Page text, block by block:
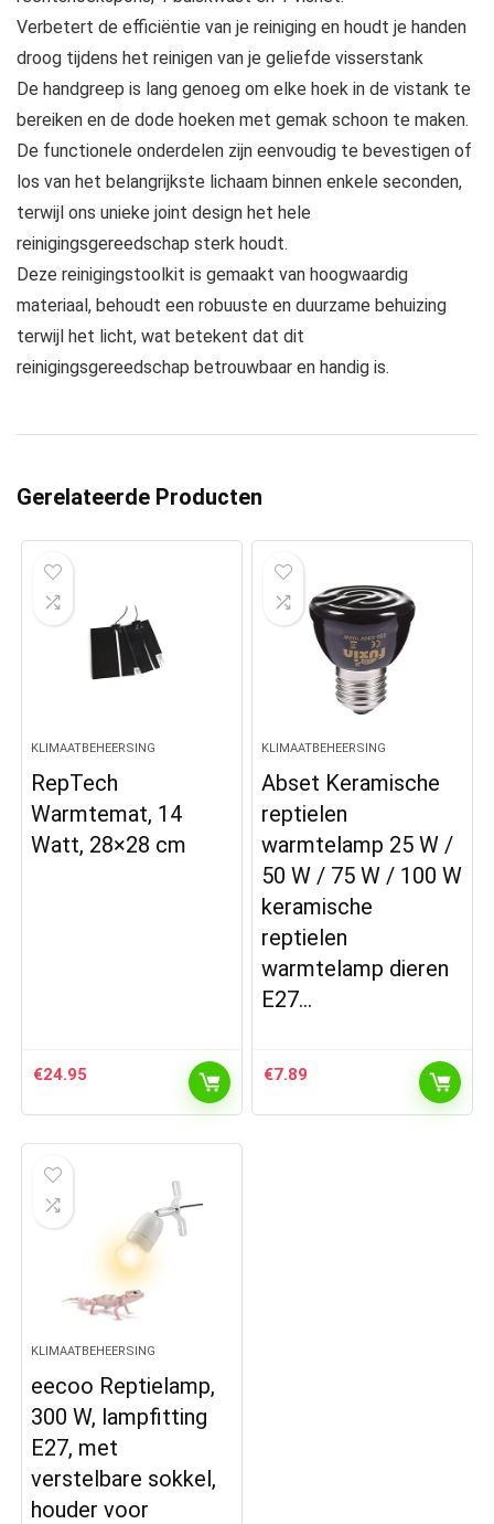
Verbetert de efficiëntie van je reiniging en houdt je handen
droog tijdens het reinigen van je geliefde visserstank
De handgreep is lang genoeg om elke hoek in de vistank te
bereiken en de dode hoeken met gemak schoon te maken.
De functionele onderdelen zijn eenvoudig te bevestigen of
los van het belangrijkste lichaam binnen enkele seconden,
terwijl ons unieke joint design het hele
reinigingsgereedschap sterk houdt.
Deze reinigingstoolkit is gemaakt van hoogwaardig
materiaal, behoudt een robuuste en duurzame behuizing
terwijl het licht, wat betekent dat dit
reinigingsgereedschap betrouwbaar en handig is.
Gerelateerde Producten
KLIMAATBEHEERSING
RepTech
Warmtemat, 14
Watt, 28×28 cm
€24.95
KLIMAATBEHEERSING
Abset Keramische
reptielen
warmtelamp 25 W /
50 W / 75 W / 100 W
keramische
reptielen
warmtelamp dieren
E27…
€7.89
KLIMAATBEHEERSING
eecoo Reptielamp,
300 W, lampfitting
E27, met
verstelbare sokkel,
houder voor